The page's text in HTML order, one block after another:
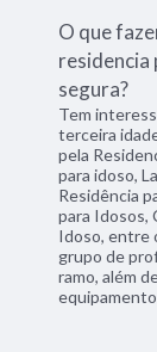
O que
residencia
segura?
Tem
terceira
pela
para idoso,
Residência
para Idosos,
Idoso, entre
grupo de
ramo, além